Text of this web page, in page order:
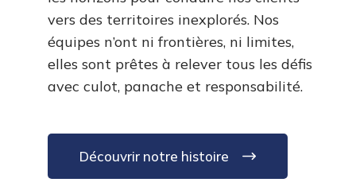
vers des territoires inexplorés. Nos
équipes n’ont ni frontières, ni limites,
elles sont prêtes à relever tous les défis
avec culot, panache et responsabilité.
Découvrir notre histoire